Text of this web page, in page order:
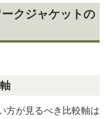
クジャケットの
方が見るべき比較軸は